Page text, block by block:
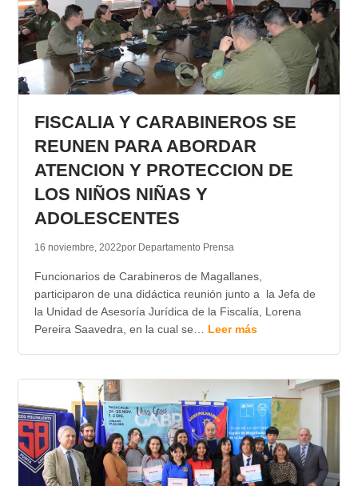
FISCALIA Y CARABINEROS SE
REUNEN PARA ABORDAR
ATENCION Y PROTECCION DE
LOS NIÑOS NIÑAS Y
ADOLESCENTES
16 noviembre, 2022por Departamento Prensa
Funcionarios de Carabineros de Magallanes,
participaron de una didáctica reunión junto a la Jefa de
la Unidad de Asesoría Jurídica de la Fiscalía, Lorena
Pereira Saavedra, en la cual se… Leer más